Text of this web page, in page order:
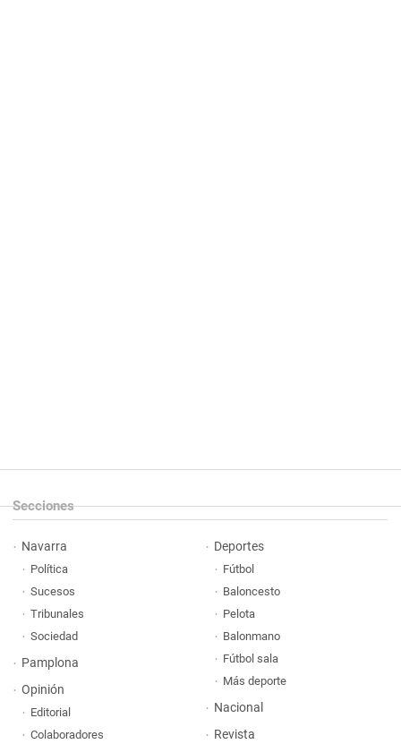
Secciones
Navarra
Política
Sucesos
Tribunales
Sociedad
Pamplona
Opinión
Editorial
Colaboradores
Deportes
Fútbol
Baloncesto
Pelota
Balonmano
Fútbol sala
Más deporte
Nacional
Revista